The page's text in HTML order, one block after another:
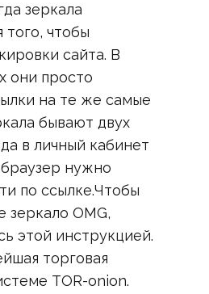
зеркала
того, чтобы
сайта. В
они просто
на те же самые
бывают двух
в личный кабинет
нужно
по ссылке.Чтобы
зеркало OMG,
этой инструкцией.
торговая
ТОR-onion.